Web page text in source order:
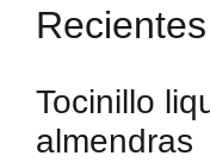
Recientes
Tocinillo
almendras